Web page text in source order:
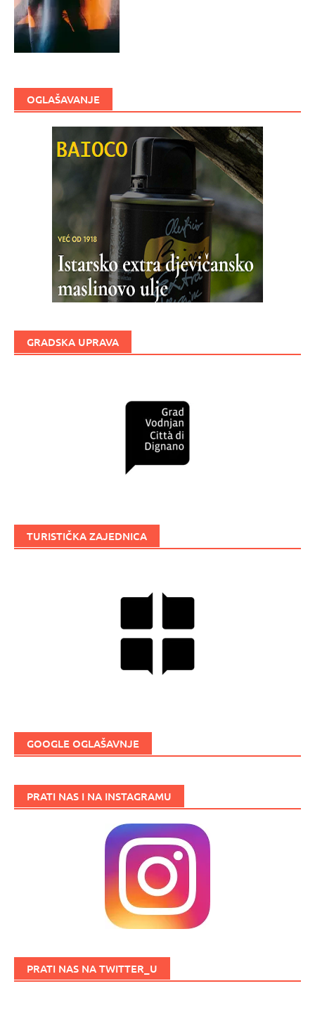
OGLAŠAVANJE
GRADSKA UPRAVA
TURISTIČKA ZAJEDNICA
GOOGLE OGLAŠAVNJE
PRATI NAS I NA INSTAGRAMU
PRATI NAS NA TWITTER_U